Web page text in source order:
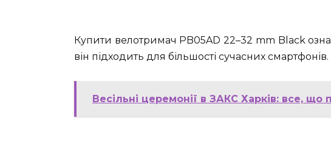
Купити велотримач PB05AD 22–32 mm Black
він підходить для більшості сучасних смартфонів.
Весільні церемонії в ЗАКС Харків: все, що